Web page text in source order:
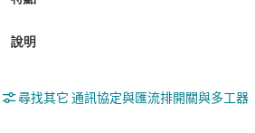
尋找其它 通訊協定與匯流排開關與多工器